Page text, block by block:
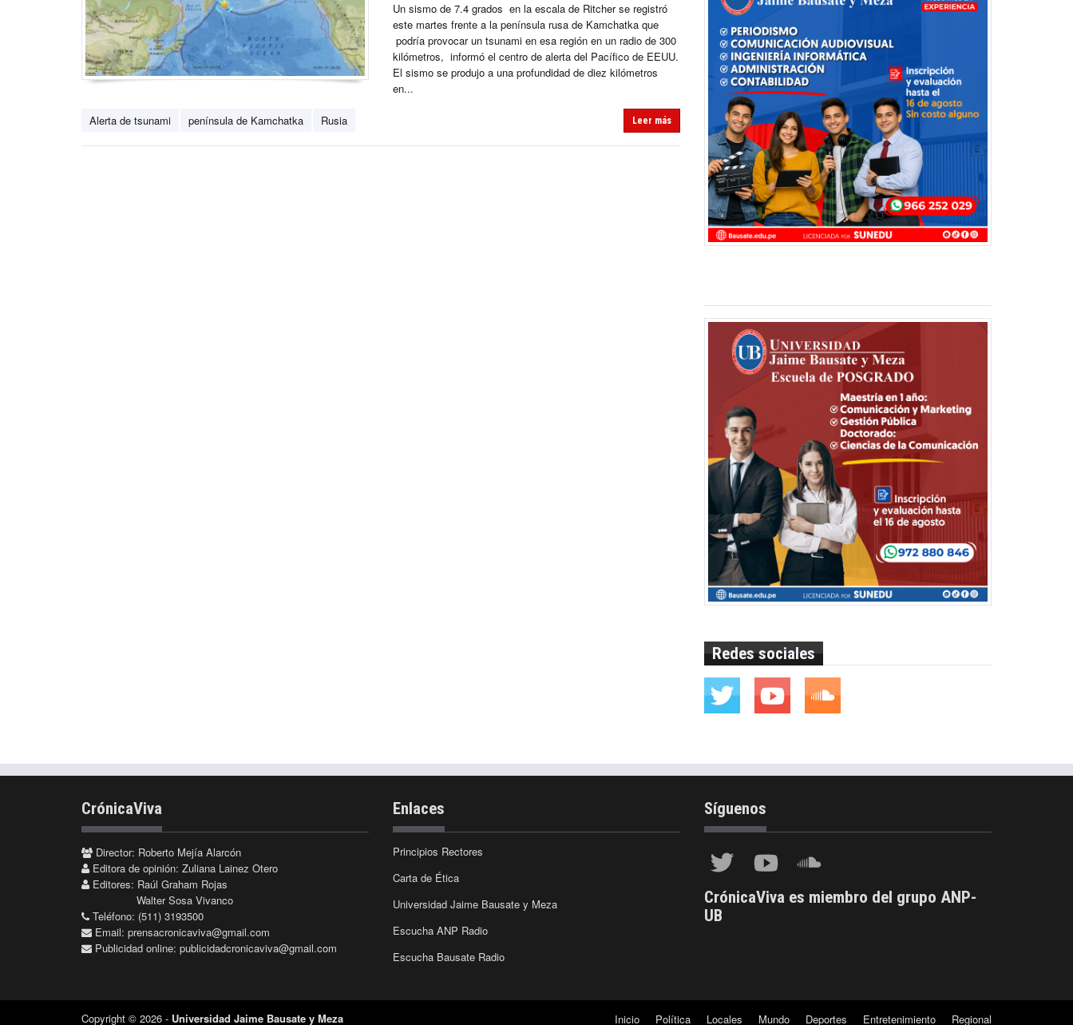
Un sismo de 7.4 grados en la escala de Ritcher se registró
este martes frente a la península rusa de Kamchatka que
podría provocar un tsunami en esa región en un radio de 300
kilómetros, informó el centro de alerta del Pacífico de EEUU.
El sismo se produjo a una profundidad de diez kilómetros
en...
Alerta de tsunami península de Kamchatka Rusia Leer más
Redes sociales
CrónicaViva
Director: Roberto Mejía Alarcón
Editora de opinión: Zuliana Lainez Otero
Editores: Raúl Graham Rojas
Walter Sosa Vivanco
Teléfono: (511) 3193500
Email: prensacronicaviva@gmail.com
Publicidad online: publicidadcronicaviva@gmail.com
Enlaces
Principios Rectores
Carta de Ética
Universidad Jaime Bausate y Meza
Escucha ANP Radio
Escucha Bausate Radio
Síguenos
CrónicaViva es miembro del grupo ANP-
UB
Copyright © 2026 - Universidad Jaime Bausate y Meza Inicio Política Locales Mundo Deportes Entretenimiento Regional